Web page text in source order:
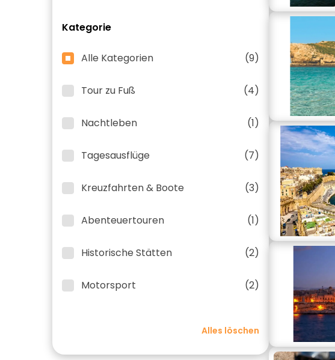
Kategorie
Alle Kategorien (9)
Tour zu Fuß (4)
Nachtleben (1)
Tagesausflüge (7)
Kreuzfahrten & Boote (3)
Abenteuertouren (1)
Historische Stätten (2)
Motorsport (2)
Alles löschen